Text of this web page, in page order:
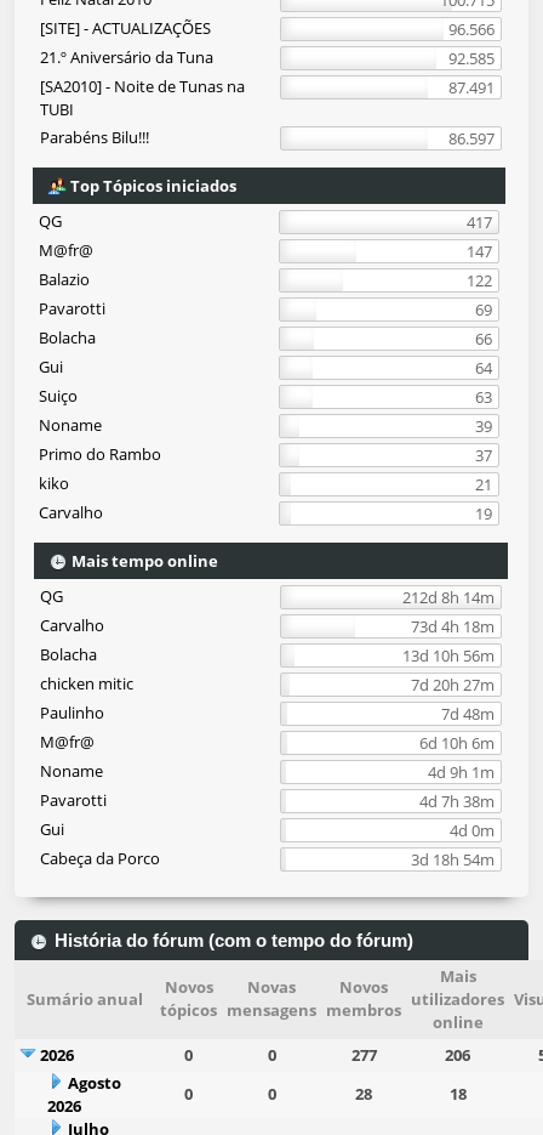
[SITE] - ACTUALIZAÇÕES
96.566
21.º Aniversário da Tuna
92.585
[SA2010] - Noite de Tunas na
TUBI
87.491
Parabéns Bilu!!! 86.597
Top Tópicos iniciados
QG
417
M@fr@
147
Balazio
122
Pavarotti
69
Bolacha
66
Gui
64
Suiço
63
Noname
39
Primo do Rambo
37
kiko
21
Carvalho
19
Mais tempo online
QG
212d 8h 14m
Carvalho
73d 4h 18m
Bolacha
13d 10h 56m
chicken mitic
7d 20h 27m
Paulinho
7d 48m
M@fr@
6d 10h 6m
Noname
4d 9h 1m
Pavarotti
4d 7h 38m
Gui
4d 0m
Cabeça da Porco
3d 18h 54m
História do fórum (com o tempo do fórum)
Sumário anual
Novos
tópicos
Novas
mensagens
Novos
membros
Mais
utilizadores
online
2026 0 0 277 206
Agosto
2026
0 0 28 18
Julho